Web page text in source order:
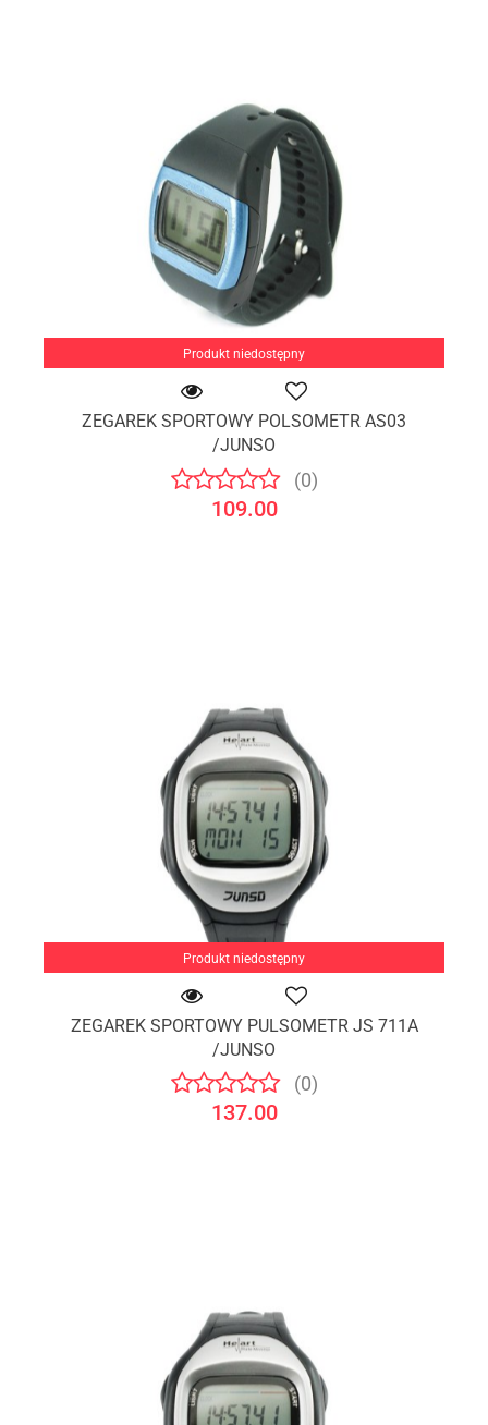
Produkt niedostępny
ZEGAREK SPORTOWY POLSOMETR AS03
/JUNSO
(0)
109.00
Produkt niedostępny
ZEGAREK SPORTOWY PULSOMETR JS 711A
/JUNSO
(0)
137.00